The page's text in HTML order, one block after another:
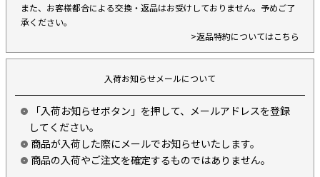
また、お客様都合による交換・返品はお受けしておりません。予めご了
承ください。
>返品特約についてはこちら
入荷お知らせメールについて
「入荷お知らせボタン」を押して、メールアドレスを登録
してください。
商品が入荷した際にメールでお知らせいたします。
商品の入荷やご注文を確定するものではありません。